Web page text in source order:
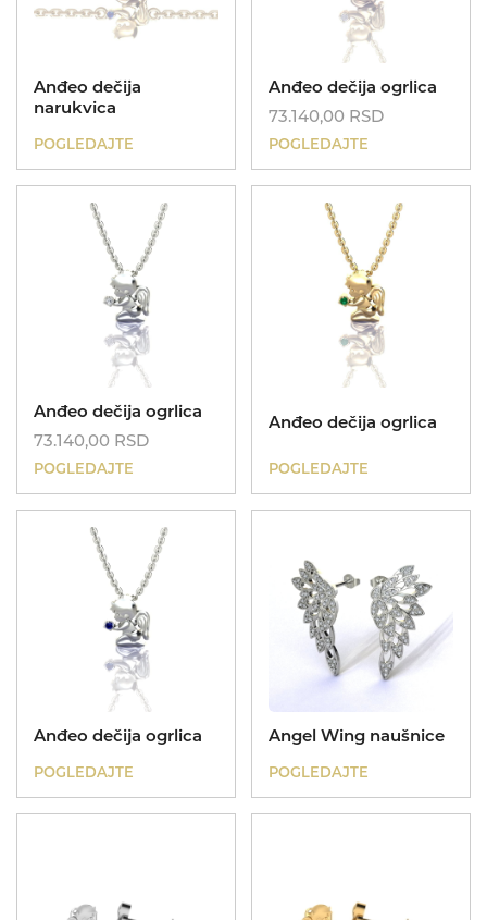
Anđeo dečija
narukvica
POGLEDAJTE
Anđeo dečija ogrlica
73.140,00 RSD
POGLEDAJTE
Anđeo dečija ogrlica
73.140,00 RSD
POGLEDAJTE
Anđeo dečija ogrlica
POGLEDAJTE
Anđeo dečija ogrlica
POGLEDAJTE
Angel Wing naušnice
POGLEDAJTE